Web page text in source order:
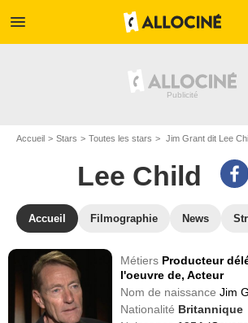
menu
Accueil Stars Toutes les stars Jim Grant dit Lee
Lee Child
Accueil Filmographie News
Métiers Producteur
l'oeuvre de,Acteur
Nom de naissanceJim
Nationalité Britannique